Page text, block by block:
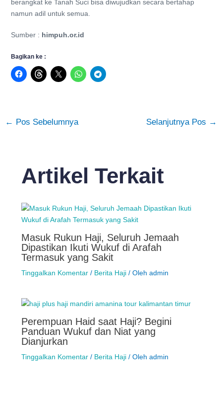
berangkat ke Tanah Suci bisa diwujudkan secara bertahap
namun adil untuk semua.
Sumber : himpuh.or.id
Bagikan ke :
← Pos Sebelumnya Selanjutnya Pos →
Artikel Terkait
Masuk Rukun Haji, Seluruh Jemaah
Dipastikan Ikuti Wukuf di Arafah
Termasuk yang Sakit
Tinggalkan Komentar / Berita Haji/ Oleh admin
Perempuan Haid saat Haji? Begini
Panduan Wukuf dan Niat yang
Dianjurkan
Tinggalkan Komentar / Berita Haji/ Oleh admin